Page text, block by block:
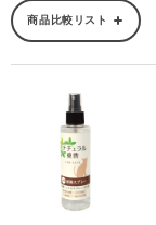
商品比較リスト